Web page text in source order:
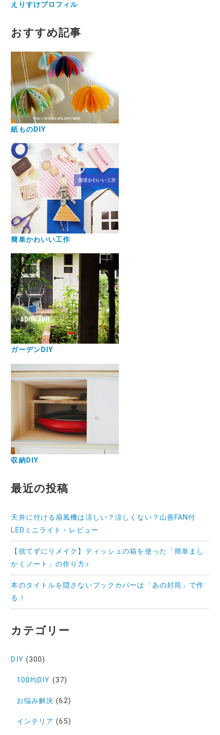
えりすけプロフィル
おすすめ記事
紙ものDIY
簡単かわいい工作
ガーデンDIY
収納DIY
最近の投稿
天井に付ける扇風機は涼しい？涼しくない？山善FAN付
LEDミニライト・レビュー
【捨てずにリメイク】ティッシュの箱を使った「簡単まし
かくノート」の作り方♪
本のタイトルを隠さないブックカバーは「あの封筒」で作
る！
カテゴリー
DIY (300)
100均DIY (37)
お悩み解決 (62)
インテリア (65)